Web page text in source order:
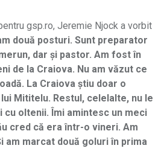
gsp.ro, Jeremie Njock a vorbit
două posturi. Sunt preparator
dar și pastor. Am fost în
de la Craiova. Nu am văzut ce
La Craiova știu doar o
Mititelu. Restul, celelalte, nu le
cu oltenii. Îmi amintesc un meci
cred că era într-o vineri. Am
am marcat două goluri în prima